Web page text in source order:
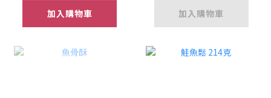
加入購物車 加入購物車